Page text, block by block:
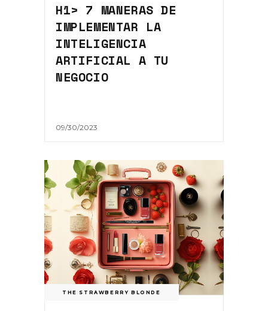
H1> 7 MANERAS DE
IMPLEMENTAR LA
INTELIGENCIA
ARTIFICIAL A TU
NEGOCIO
09/30/2023
THE STRAWBERRY BLONDE